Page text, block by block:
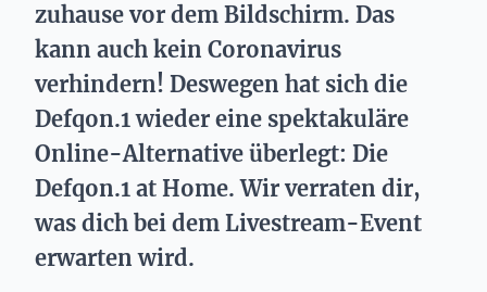
zuhause vor dem Bildschirm. Das
kann auch kein Coronavirus
verhindern! Deswegen hat sich die
Defqon.1 wieder eine spektakuläre
Online-Alternative überlegt: Die
Defqon.1 at Home. Wir verraten dir,
was dich bei dem Livestream-Event
erwarten wird.